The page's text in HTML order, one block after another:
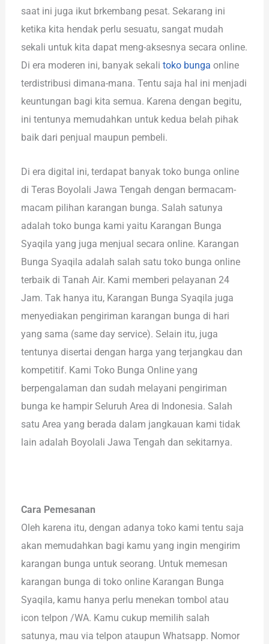
saat ini juga ikut brkembang pesat. Sekarang ini
ketika kita hendak perlu sesuatu, sangat mudah
sekali untuk kita dapat meng-aksesnya secara online.
Di era moderen ini, banyak sekali toko bunga online
terdistribusi dimana-mana. Tentu saja hal ini menjadi
keuntungan bagi kita semua. Karena dengan begitu,
ini tentunya memudahkan untuk kedua belah pihak
baik dari penjual maupun pembeli.
Di era digital ini, terdapat banyak toko bunga online
di Teras Boyolali Jawa Tengah dengan bermacam-
macam pilihan karangan bunga. Salah satunya
adalah toko bunga kami yaitu Karangan Bunga
Syaqila yang juga menjual secara online. Karangan
Bunga Syaqila adalah salah satu toko bunga online
terbaik di Tanah Air. Kami memberi pelayanan 24
Jam. Tak hanya itu, Karangan Bunga Syaqila juga
menyediakan pengiriman karangan bunga di hari
yang sama (same day service). Selain itu, juga
tentunya disertai dengan harga yang terjangkau dan
kompetitif. Kami Toko Bunga Online yang
berpengalaman dan sudah melayani pengiriman
bunga ke hampir Seluruh Area di Indonesia. Salah
satu Area yang berada dalam jangkauan kami tidak
lain adalah Boyolali Jawa Tengah dan sekitarnya.
Cara Pemesanan
Oleh karena itu, dengan adanya toko kami tentu saja
akan memudahkan bagi kamu yang ingin mengirim
karangan bunga untuk seorang. Untuk memesan
karangan bunga di toko online Karangan Bunga
Syaqila, kamu hanya perlu menekan tombol atau
icon telpon /WA. Kamu cukup memilih salah
satunya, mau via telpon ataupun Whatsapp. Nomor